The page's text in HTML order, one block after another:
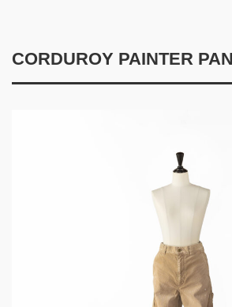
CORDUROY PAINTER